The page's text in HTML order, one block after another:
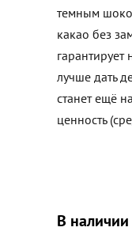
темным
какао без
лучше дать
станет ещё
ценность
В